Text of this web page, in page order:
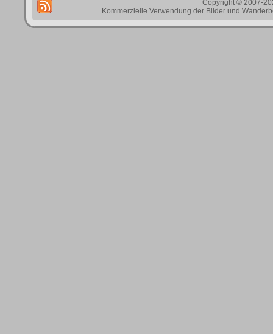
Copyright © 2007-
Kommerzielle Verwendung der Bilder und